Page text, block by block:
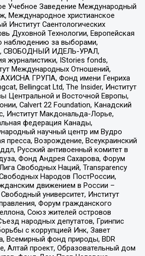
Учебное Заведение Международный
Международное христианское
Институт Саентологических
Духовной Технологии, Европейская
наблюдению за выборами,
СВОБОДНЫЙ ИДЕЛЬ-УРАЛ,
журналистики, IStories fonds,
Международных Отношений,
ГРУПА, Фонд имени Генриха
Bellingcat Ltd, The Insider, Институт
Центральной и Восточной Европы,
Calvert 22 Foundation, Канадский
Институт Макдональда-Лорье,
федерация Канады,
научный центр им Вудро
пресса, Возрождение, Всеукраинский
Русский антивоенный комитет в
Фонд Андрея Сахарова, Форум
Свободных Наций, Transparеncy
Народов ПостРоссии,
движением в России –
университет, Институт
Форум гражданского
Союз жителей островов
народных депутатов, Гринпис
с коррупцией Инк, Завет
Всемирный фонд природы, BDR
Алтай проект, Образовательный дом